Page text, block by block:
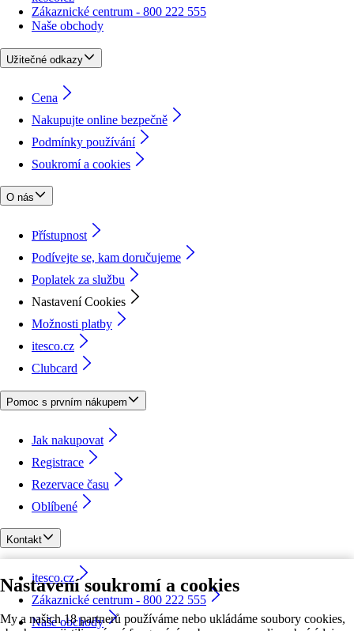
Nastavení soukromí a cookies
My a našich 18 partnerů používáme nebo ukládáme soubory cookies,
Zákaznické centrum - 800 222 555
Naše obchody
Užitečné odkazy
Cena
Nakupujte online bezpečně
Podmínky používání
Soukromí a cookies
O nás
Přístupnost
Podívejte se, kam doručujeme
Poplatek za službu
Nastavení Cookies
Možnosti platby
itesco.cz
Clubcard
Pomoc s prvním nákupem
Jak nakupovat
Registrace
Rezervace času
Oblíbené
Kontakt
itesco.cz
Zákaznické centrum - 800 222 555
Naše obchody